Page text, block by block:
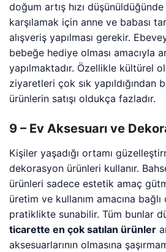
doğum artış hızı
karşılamak için anne ve babası
alışveriş yapılması gerekir.
bebeğe hediye olması amacıyla
yapılmaktadır. Özellikle kültürel
ziyaretleri çok sık yapıldığından
ürünlerin satışı oldukça fazladır.
9 – Ev Aksesuarı ve
Kişiler yaşadığı ortamı
dekorasyon ürünleri kullanır.
ürünleri sadece estetik amaç
üretim ve kullanım amacına
pratiklikte sunabilir. Tüm bunlar
ticarette en çok satılan ürünler
aksesuarlarının olmasına